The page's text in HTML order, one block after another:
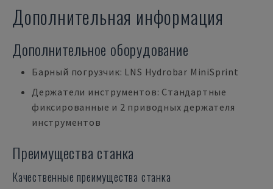
Дополнительная информация
Дополнительное оборудование
Барный погрузчик: LNS Hydrobar MiniSprint
Держатели инструментов: Стандартные
фиксированные и 2 приводных держателя
инструментов
Преимущества станка
Качественные преимущества станка